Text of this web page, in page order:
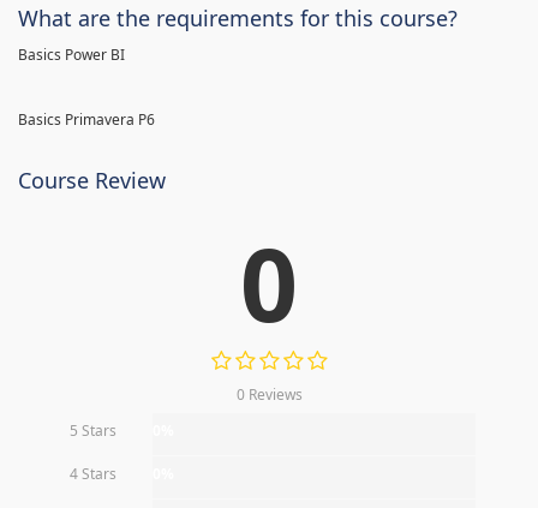
What are the requirements for this course?
Basics Power BI
Basics Primavera P6
Course Review
0
0 Reviews
5 Stars
4 Stars